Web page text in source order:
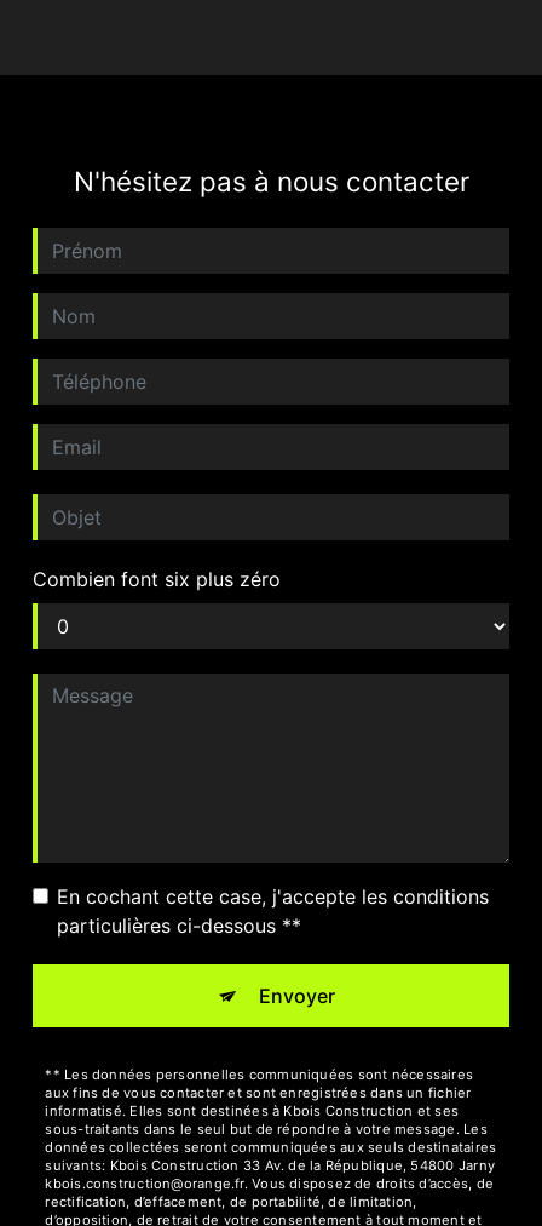
N'hésitez pas à nous contacter
Combien font six plus zéro
En cochant cette case, j'accepte les conditions
particulières ci-dessous **
Envoyer
** Les données personnelles communiquées sont nécessaires
aux fins de vous contacter et sont enregistrées dans un fichier
informatisé. Elles sont destinées à Kbois Construction et ses
sous-traitants dans le seul but de répondre à votre message. Les
données collectées seront communiquées aux seuls destinataires
suivants: Kbois Construction 33 Av. de la République, 54800 Jarny
kbois.construction@orange.fr. Vous disposez de droits d’accès, de
rectification, d’effacement, de portabilité, de limitation,
d’opposition, de retrait de votre consentement à tout moment et